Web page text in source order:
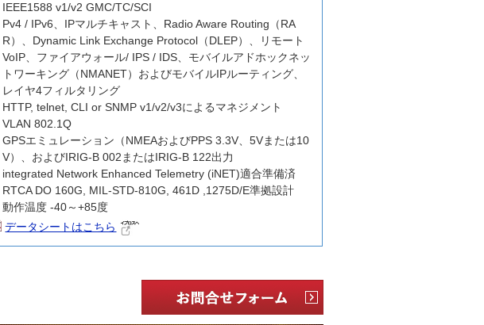
IEEE1588 v1/v2 GMC/TC/SCI
Pv4 / IPv6、IPマルチキャスト、Radio Aware Routing（RA
R）、Dynamic Link Exchange Protocol（DLEP）、リモート
VoIP、ファイアウォール/ IPS / IDS、モバイルアドホックネッ
トワーキング（NMANET）およびモバイルIPルーティング、
レイヤ4フィルタリング
HTTP, telnet, CLI or SNMP v1/v2/v3によるマネジメント
VLAN 802.1Q
GPSエミュレーション（NMEAおよびPPS 3.3V、5Vまたは10
V）、およびIRIG-B 002またはIRIG-B 122出力
integrated Network Enhanced Telemetry (iNET)適合準備済
RTCA DO 160G, MIL-STD-810G, 461D ,1275D/E準拠設計
動作温度 -40～+85度
データシートはこちら